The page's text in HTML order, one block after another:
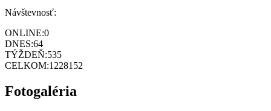
Návštevnosť:
ONLINE:0
DNES:64
TÝŽDEŇ:535
CELKOM:1228152
Fotogaléria